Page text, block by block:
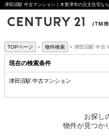
津田沼駅 中古マンション｜木更津市の注文住宅な
TOPページ 物件検索 津田沼駅 中古
現在の検索条件
津田沼駅 中古マンション
お探し
物件が見つか